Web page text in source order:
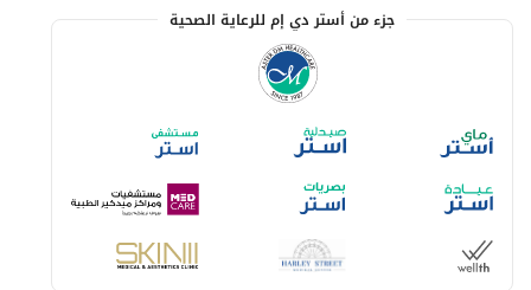
جزء من أستر دي إم للرعاية الصحية